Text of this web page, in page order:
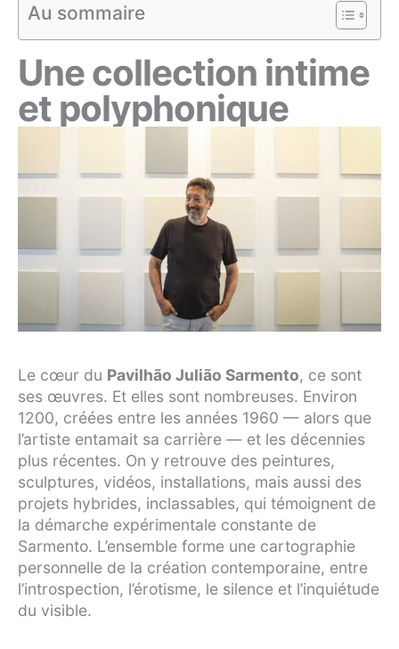
Au sommaire
Une collection intime
et polyphonique
Le cœur du Pavilhão Julião Sarmento, ce sont
ses œuvres. Et elles sont nombreuses. Environ
1200, créées entre les années 1960 — alors que
l’artiste entamait sa carrière — et les décennies
plus récentes. On y retrouve des peintures,
sculptures, vidéos, installations, mais aussi des
projets hybrides, inclassables, qui témoignent de
la démarche expérimentale constante de
Sarmento. L’ensemble forme une cartographie
personnelle de la création contemporaine, entre
l’introspection, l’érotisme, le silence et l’inquiétude
du visible.